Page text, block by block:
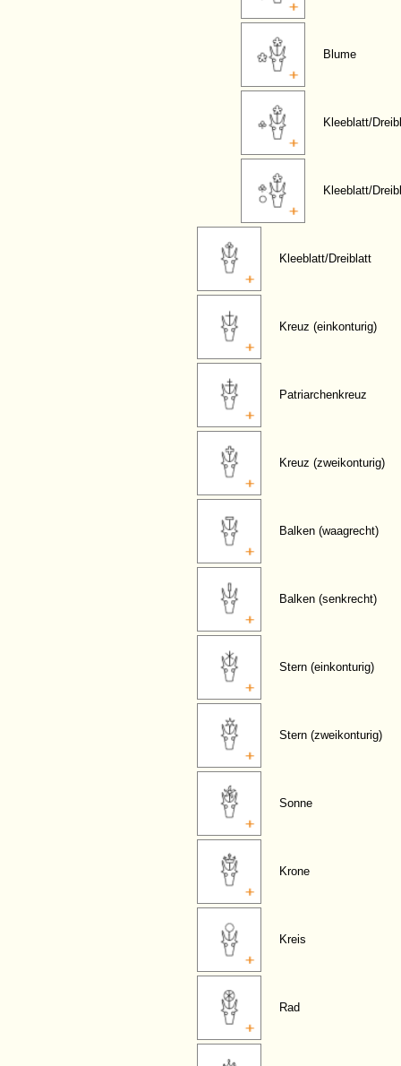
Blume
Kleeblatt/
Kleeblatt/
Kleeblatt/Dreiblatt
Kreuz (einkonturig)
Patriarchenkreuz
Kreuz (zweikonturig)
Balken (waagrecht)
Balken (senkrecht)
Stern (einkonturig)
Stern (zweikonturig)
Sonne
Krone
Kreis
Rad